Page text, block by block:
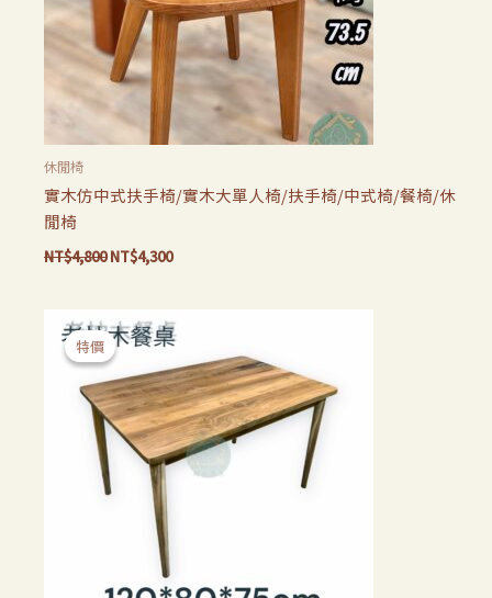
休閒椅
實木仿中式扶手椅/實木大單人椅/扶手椅/中式椅/餐椅/休
閒椅
NT$4,800 NT$4,300
特價
特價
原
始
價
格：
NT$16,500。
格：
NT$13,500。